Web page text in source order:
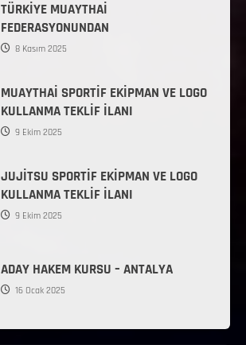
TÜRKİYE MUAYTHAİ
FEDERASYONUNDAN
8 Kasım 2025
MUAYTHAİ SPORTİF EKİPMAN VE LOGO
KULLANMA TEKLİF İLANI
9 Ekim 2025
JUJİTSU SPORTİF EKİPMAN VE LOGO
KULLANMA TEKLİF İLANI
9 Ekim 2025
ADAY HAKEM KURSU – ANTALYA
16 Ocak 2025